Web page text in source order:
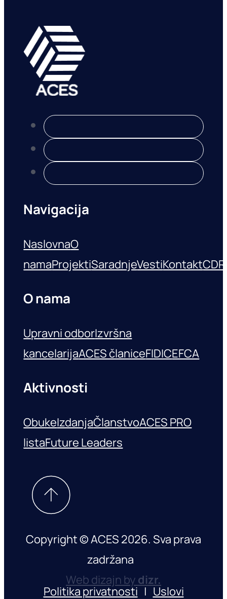
Navigacija
NaslovnaO
namaProjektiSaradnjeVestiKontakt
O nama
Upravni odborIzvršna
kancelarijaACES članiceFIDICEFCA
Aktivnosti
ObukeIzdanjaČlanstvoACES PRO
listaFuture Leaders
Copyright © ACES 2026. Sva prava
zadržana
Web dizajn bydizr.
Politika privatnosti|Uslovi